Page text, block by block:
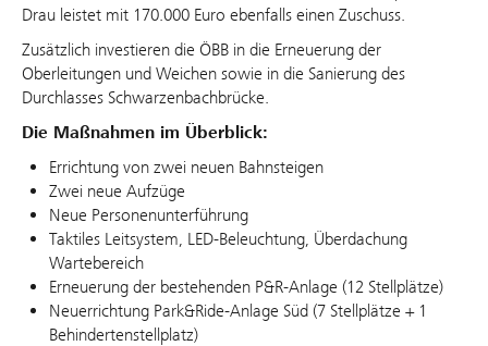
Drau leistet mit 170.000 Euro ebenfalls einen Zuschuss.
Zusätzlich investieren die ÖBB in die Erneuerung der
Oberleitungen und Weichen sowie in die Sanierung des
Durchlasses Schwarzenbachbrücke.
Die Maßnahmen im Überblick:
Errichtung von zwei neuen Bahnsteigen
Zwei neue Aufzüge
Neue Personenunterführung
Taktiles Leitsystem, LED-Beleuchtung, Überdachung
Wartebereich
Erneuerung der bestehenden P&R-Anlage (12 Stellplätze)
Neuerrichtung Park&Ride-Anlage Süd (7 Stellplätze + 1
Behindertenstellplatz)